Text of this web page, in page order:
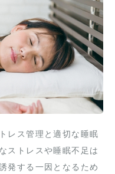
レス管理と適切な睡眠
ストレスや睡眠不足は
発する一因となるため